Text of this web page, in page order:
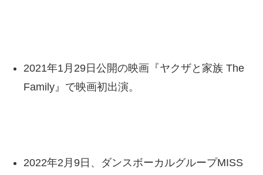
2021年1月29日公開の映画『ヤクザと家族 The
Family』で映画初出演。
2022年2月9日、ダンスボーカルグループMISS